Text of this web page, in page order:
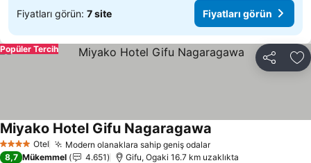
Fiyatları görün: 7 site Fiyatları görün
Paylaş
Popüler Tercih
4 Yıldız Otel Modern olanaklara sahip geniş odalarFiyatları görün
Miyako Hotel Gifu Nagaragawa
8,7 Mükemmel 4.651 Gifu, Ogaki 16.7 km uzaklıkta